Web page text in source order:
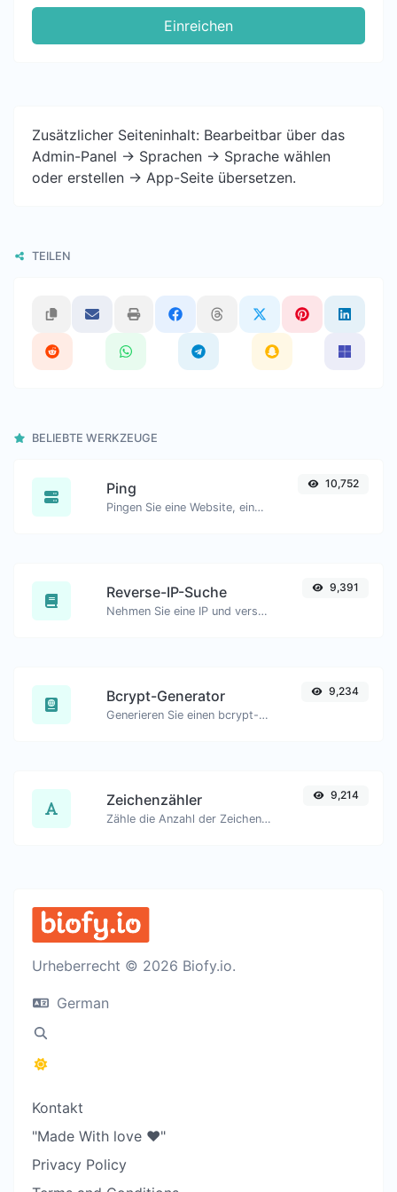
Einreichen
Zusätzlicher Seiteninhalt: Bearbeitbar über das
Admin-Panel -> Sprachen -> Sprache wählen
oder erstellen -> App-Seite übersetzen.
TEILEN
BELIEBTE WERKZEUGE
Ping
Pingen Sie eine Website, einen Server oder einen Port.
10,752
Reverse-IP-Suche
Nehmen Sie eine IP und versuchen Sie, die damit verbundene Domain/Host zu finden.
9,391
Bcrypt-Generator
Generieren Sie einen bcrypt-Passworthash für jede Zeichenfolge.
9,234
Zeichenzähler
Zähle die Anzahl der Zeichen und Wörter eines gegebenen Textes.
9,214
Urheberrecht © 2026 Biofy.io.
German
Kontakt
"Made With love ❤️"
Privacy Policy